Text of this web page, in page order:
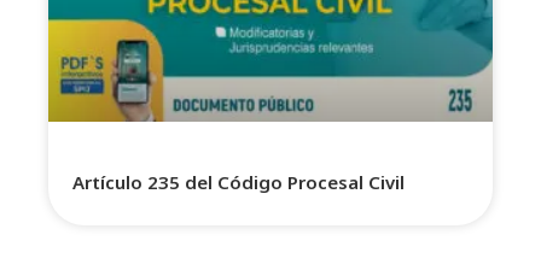
Artículo 235 del Código Procesal Civil